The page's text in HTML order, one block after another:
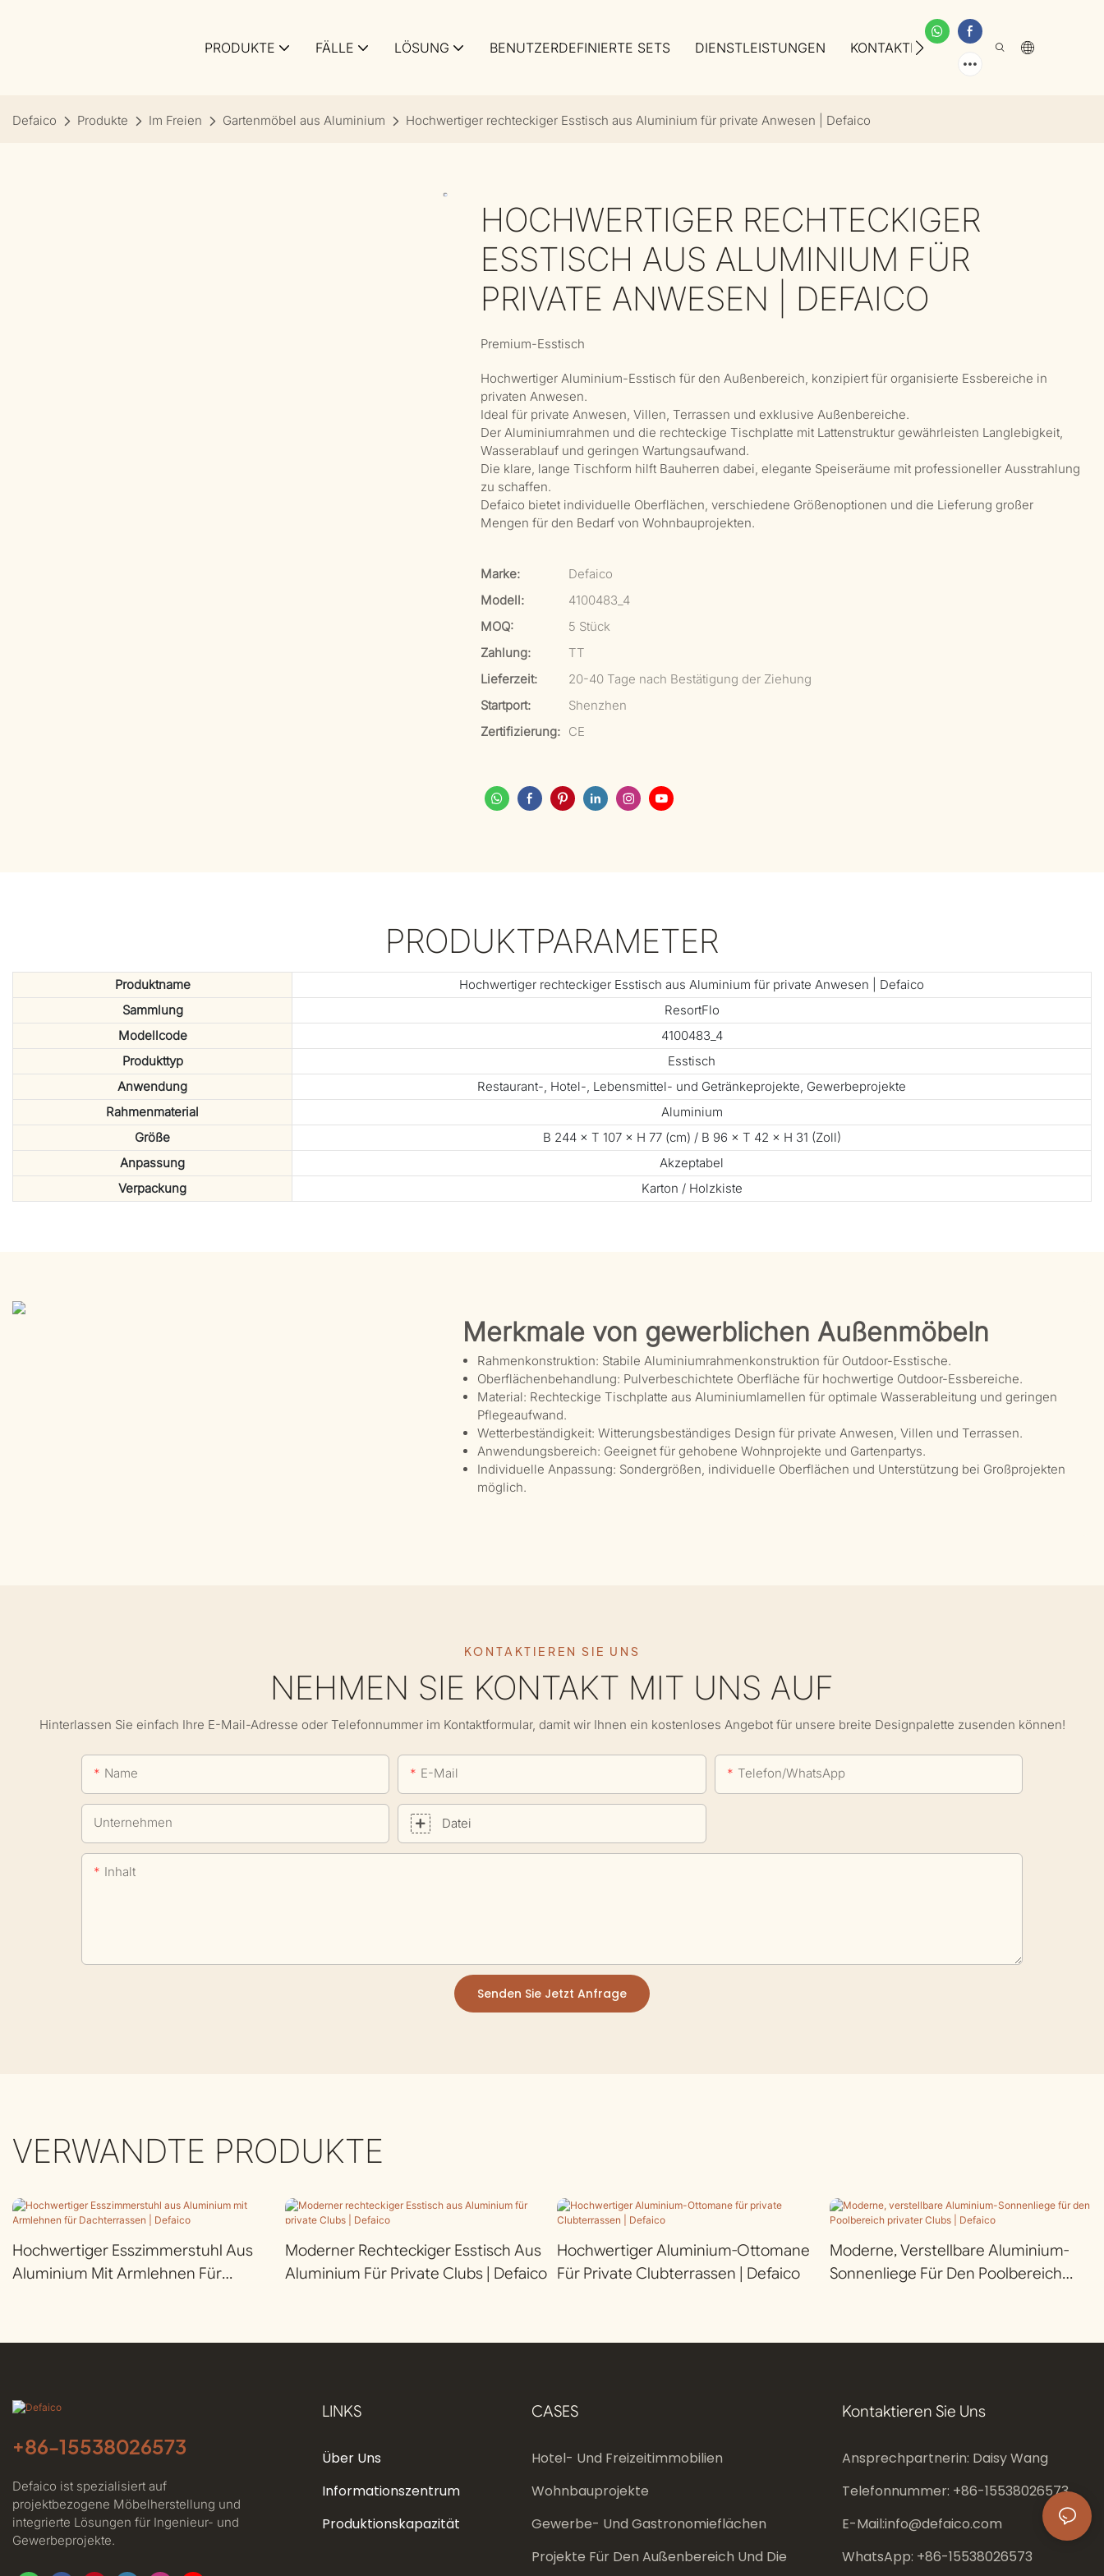
PRODUKTE FÄLLE LÖSUNG BENUTZERDEFINIERTE SETS DIENSTLEISTUNGEN KONTAKTIEREN SIE UNS ÜBER UNS
Defaico Produkte Im Freien Gartenmöbel aus Aluminium Hochwertiger rechteckiger Esstisch aus Aluminium für private Anwesen | Defaico
HOCHWERTIGER RECHTECKIGER
ESSTISCH AUS ALUMINIUM FÜR
PRIVATE ANWESEN | DEFAICO
Premium-Esstisch
Hochwertiger Aluminium-Esstisch für den Außenbereich, konzipiert für organisierte Essbereiche in
privaten Anwesen.
Ideal für private Anwesen, Villen, Terrassen und exklusive Außenbereiche.
Der Aluminiumrahmen und die rechteckige Tischplatte mit Lattenstruktur gewährleisten Langlebigkeit,
Wasserablauf und geringen Wartungsaufwand.
Die klare, lange Tischform hilft Bauherren dabei, elegante Speiseräume mit professioneller Ausstrahlung
zu schaffen.
Defaico bietet individuelle Oberflächen, verschiedene Größenoptionen und die Lieferung großer
Mengen für den Bedarf von Wohnbauprojekten.
Marke:
Defaico
Modell:
4100483_4
MOQ:
5 Stück
Zahlung:
TT
Lieferzeit:
20-40 Tage nach Bestätigung der Ziehung
Startport:
Shenzhen
Zertifizierung: CE
PRODUKTPARAMETER
Produktname
Hochwertiger rechteckiger Esstisch aus Aluminium für private Anwesen | Defaico
Sammlung
ResortFlo
Modellcode
4100483_4
Produkttyp
Esstisch
Anwendung
Restaurant-, Hotel-, Lebensmittel- und Getränkeprojekte, Gewerbeprojekte
Rahmenmaterial
Aluminium
Größe
B 244 × T 107 × H 77 (cm) / B 96 × T 42 × H 31 (Zoll)
Anpassung
Akzeptabel
Verpackung
Karton / Holzkiste
Merkmale von gewerblichen Außenmöbeln
Rahmenkonstruktion: Stabile Aluminiumrahmenkonstruktion für Outdoor-Esstische.
Oberflächenbehandlung: Pulverbeschichtete Oberfläche für hochwertige Outdoor-Essbereiche.
Material: Rechteckige Tischplatte aus Aluminiumlamellen für optimale Wasserableitung und geringen
Pflegeaufwand.
Wetterbeständigkeit: Witterungsbeständiges Design für private Anwesen, Villen und Terrassen.
Anwendungsbereich: Geeignet für gehobene Wohnprojekte und Gartenpartys.
Individuelle Anpassung: Sondergrößen, individuelle Oberflächen und Unterstützung bei Großprojekten
möglich.
KONTAKTIEREN SIE UNS
NEHMEN SIE KONTAKT MIT UNS AUF
Hinterlassen Sie einfach Ihre E-Mail-Adresse oder Telefonnummer im Kontaktformular, damit wir Ihnen ein kostenloses Angebot für unsere breite Designpalette zusenden können!
Name E-Mail Telefon/WhatsApp
Unternehmen Datei
Inhalt
Senden Sie Jetzt Anfrage
VERWANDTE PRODUKTE
Hochwertiger Esszimmerstuhl Aus
Aluminium Mit Armlehnen Für
Moderner Rechteckiger Esstisch Aus
Aluminium Für Private Clubs | Defaico
Hochwertiger Aluminium-Ottomane
Für Private Clubterrassen | Defaico
Moderne, Verstellbare Aluminium-
Sonnenliege Für Den Poolbereich
+86-15538026573
Defaico ist spezialisiert auf
projektbezogene Möbelherstellung und
integrierte Lösungen für Ingenieur- und
Gewerbeprojekte.
LINKS
Über Uns
Informationszentrum
Produktionskapazität
CASES
Hotel- Und Freizeitimmobilien
Wohnbauprojekte
Gewerbe- Und Gastronomieflächen
Projekte Für Den Außenbereich Und Die
Kontaktieren Sie Uns
Ansprechpartnerin: Daisy Wang
Telefonnummer: +86-15538026573
E-Mail:info@defaico.com
WhatsApp: +86-15538026573